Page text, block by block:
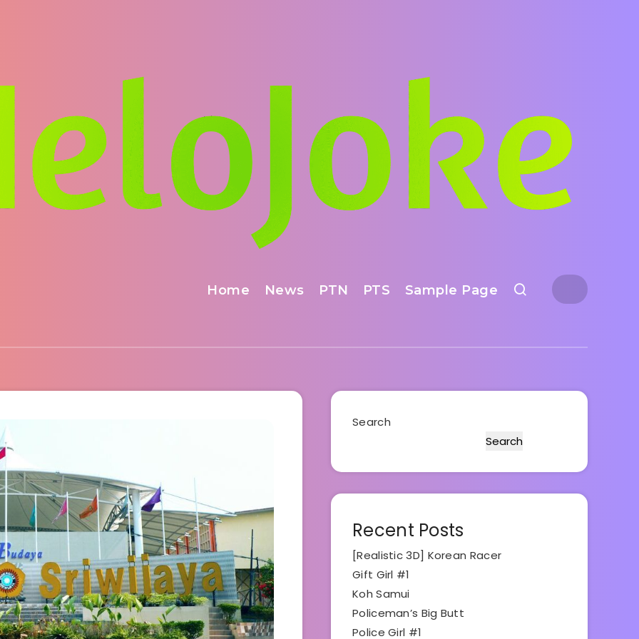
Home News PTN PTS Sample Page
Search
Search
Recent Posts
[Realistic 3D] Korean Racer
Gift Girl #1
Koh Samui
Policeman’s Big Butt
Police Girl #1